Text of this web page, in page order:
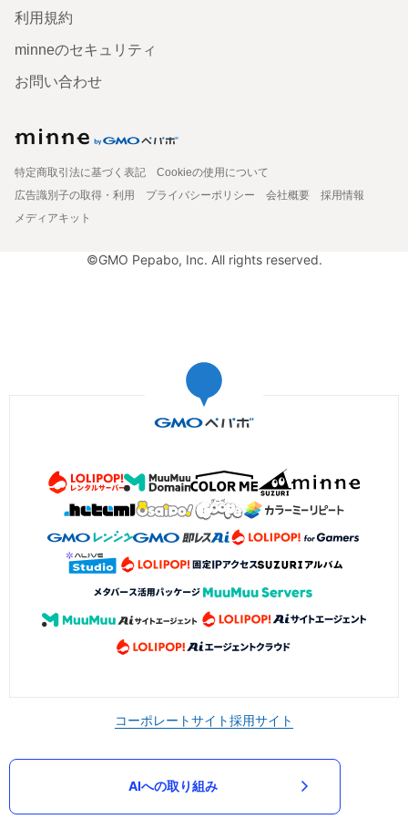
利用規約
minneのセキュリティ
お問い合わせ
特定商取引法に基づく表記
Cookieの使用について
広告識別子の取得・利用
プライバシーポリシー 会社概要
採用情報
メディアキット
©GMO Pepabo, Inc. All rights reserved.
コーポレートサイト採用サイト
AIへの取り組み